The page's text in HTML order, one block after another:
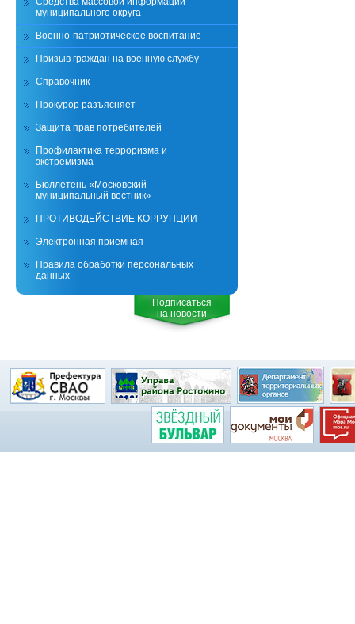
муниципального округа
Военно-патриотическое воспитание
Призыв граждан на военную службу
Справочник
Прокурор разъясняет
Защита прав потребителей
Профилактика терроризма и
экстремизма
Бюллетень «Московский
муниципальный вестник»
ПРОТИВОДЕЙСТВИЕ КОРРУПЦИИ
Электронная приемная
Правила обработки персональных
данных
Подписаться
на новости